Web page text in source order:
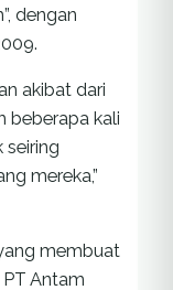
dengan
akibat dari
beberapa kali
seiring
mereka,”
membuat
Antam